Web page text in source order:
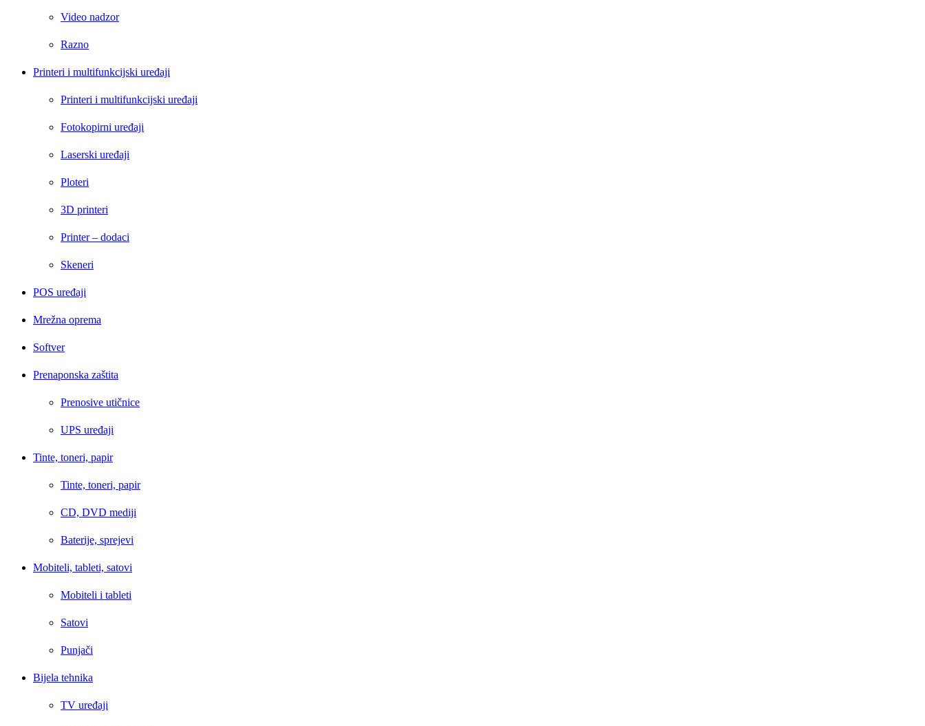
Video nadzor
Razno
Printeri i multifunkcijski uređaji
Printeri i multifunkcijski uređaji
Fotokopirni uređaji
Laserski uređaji
Ploteri
3D printeri
Printer – dodaci
Skeneri
POS uređaji
Mrežna oprema
Softver
Prenaponska zaštita
Prenosive utičnice
UPS uređaji
Tinte, toneri, papir
Tinte, toneri, papir
CD, DVD mediji
Baterije, sprejevi
Mobiteli, tableti, satovi
Mobiteli i tableti
Satovi
Punjači
Bijela tehnika
TV uređaji